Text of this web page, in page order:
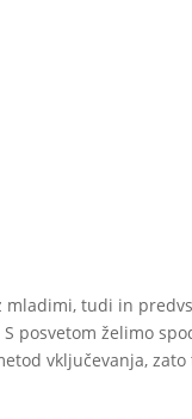
tudi in
S posvetom želimo
vključevanja,